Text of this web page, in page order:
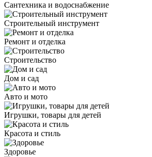
Сантехника и водоснабжение
Строительный инструмент
Ремонт и отделка
Строительство
Дом и сад
Авто и мото
Игрушки, товары для детей
Красота и стиль
Здоровье